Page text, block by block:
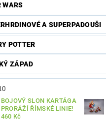
WARS
A SUPERPADOUŠI
POTTER
ZÁPAD
BOJOVÝ SLON KARTÁGA
PRORÁŽÍ ŘÍMSKÉ LINIE!
460 Kč